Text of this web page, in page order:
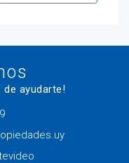
de ayudarte!